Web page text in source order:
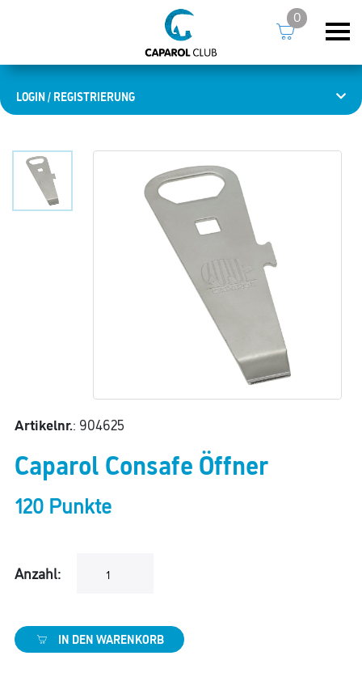
LOGIN / REGISTRIERUNG
0
Artikelnr.: 904625
Caparol Consafe Öffner
120 Punkte
Anzahl:
IN DEN WARENKORB